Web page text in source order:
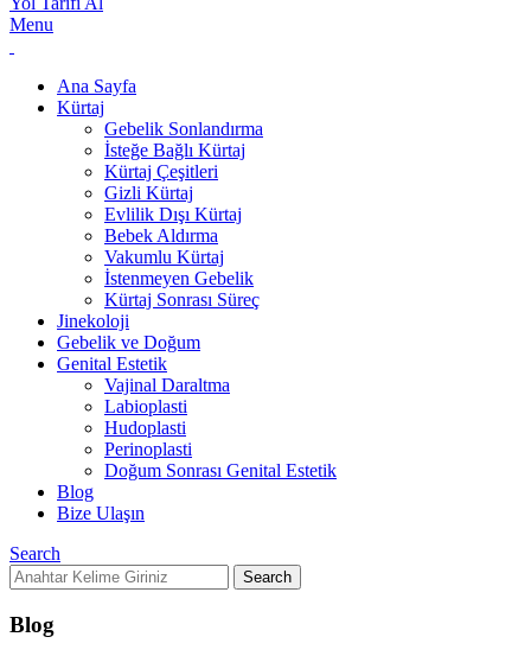
Menu
Ana Sayfa
Kürtaj
Gebelik Sonlandırma
İsteğe Bağlı Kürtaj
Kürtaj Çeşitleri
Gizli Kürtaj
Evlilik Dışı Kürtaj
Bebek Aldırma
Vakumlu Kürtaj
İstenmeyen Gebelik
Kürtaj Sonrası Süreç
Jinekoloji
Gebelik ve Doğum
Genital Estetik
Vajinal Daraltma
Labioplasti
Hudoplasti
Perinoplasti
Doğum Sonrası Genital Estetik
Blog
Bize Ulaşın
Search
Search
Blog